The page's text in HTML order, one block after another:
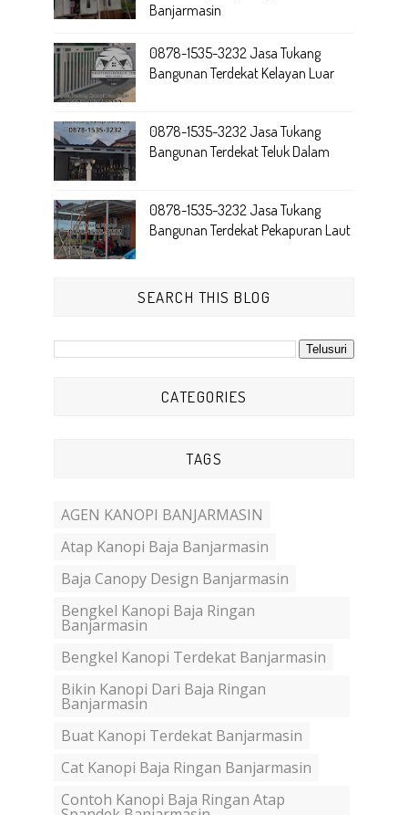
Banjarmasin
0878-1535-3232 Jasa Tukang
Bangunan Terdekat Kelayan Luar
0878-1535-3232 Jasa Tukang
Bangunan Terdekat Teluk Dalam
0878-1535-3232 Jasa Tukang
Bangunan Terdekat Pekapuran Laut
SEARCH THIS BLOG
CATEGORIES
TAGS
AGEN KANOPI BANJARMASIN
Atap Kanopi Baja Banjarmasin
Baja Canopy Design Banjarmasin
Bengkel Kanopi Baja Ringan
Banjarmasin
Bengkel Kanopi Terdekat Banjarmasin
Bikin Kanopi Dari Baja Ringan
Banjarmasin
Buat Kanopi Terdekat Banjarmasin
Cat Kanopi Baja Ringan Banjarmasin
Contoh Kanopi Baja Ringan Atap